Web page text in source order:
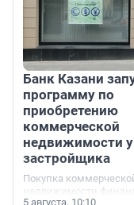
Банк Казани
программу по
приобретению
коммерческой
недвижимости у
застройщика
Покупка
недвижимости
5 августа, 10:10